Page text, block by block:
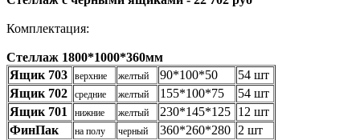
Комплектация:
Стеллаж 1800*1000*360мм
Ящик 703
верхние желтый 90*100*50
54 шт
Ящик 702
средние желтый 155*100*75
54 шт
Ящик 701
нижние желтый 230*145*125 12 шт
ФинПак
на полу черный 360*260*280 2 шт